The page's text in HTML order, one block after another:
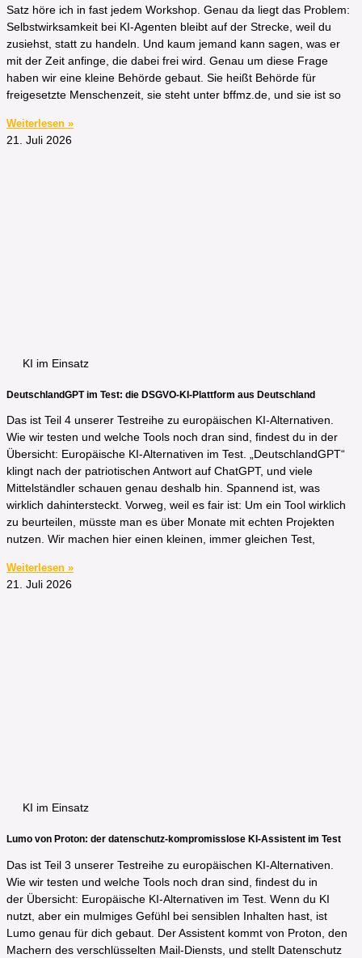
Satz höre ich in fast jedem Workshop. Genau da liegt das Problem:
Selbstwirksamkeit bei KI-Agenten bleibt auf der Strecke, weil du
zusiehst, statt zu handeln. Und kaum jemand kann sagen, was er
mit der Zeit anfinge, die dabei frei wird. Genau um diese Frage
haben wir eine kleine Behörde gebaut. Sie heißt Behörde für
freigesetzte Menschenzeit, sie steht unter bffmz.de, und sie ist so
Weiterlesen »
21. Juli 2026
KI im Einsatz
DeutschlandGPT im Test: die DSGVO-KI-Plattform aus Deutschland
Das ist Teil 4 unserer Testreihe zu europäischen KI-Alternativen.
Wie wir testen und welche Tools noch dran sind, findest du in der
Übersicht: Europäische KI-Alternativen im Test. „DeutschlandGPT“
klingt nach der patriotischen Antwort auf ChatGPT, und viele
Mittelständler schauen genau deshalb hin. Spannend ist, was
wirklich dahintersteckt. Vorweg, weil es fair ist: Um ein Tool wirklich
zu beurteilen, müsste man es über Monate mit echten Projekten
nutzen. Wir machen hier einen kleinen, immer gleichen Test,
Weiterlesen »
21. Juli 2026
KI im Einsatz
Lumo von Proton: der datenschutz-kompromisslose KI-Assistent im Test
Das ist Teil 3 unserer Testreihe zu europäischen KI-Alternativen.
Wie wir testen und welche Tools noch dran sind, findest du in
der Übersicht: Europäische KI-Alternativen im Test. Wenn du KI
nutzt, aber ein mulmiges Gefühl bei sensiblen Inhalten hast, ist
Lumo genau für dich gebaut. Der Assistent kommt von Proton, den
Machern des verschlüsselten Mail-Diensts, und stellt Datenschutz